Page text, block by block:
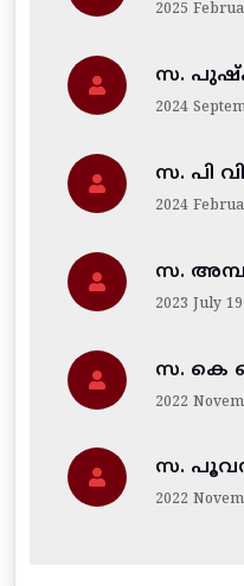
2025
സ.
2024
സ. പി
2024
സ.
2023 July 19
സ. കെ
2022
സ.
2022